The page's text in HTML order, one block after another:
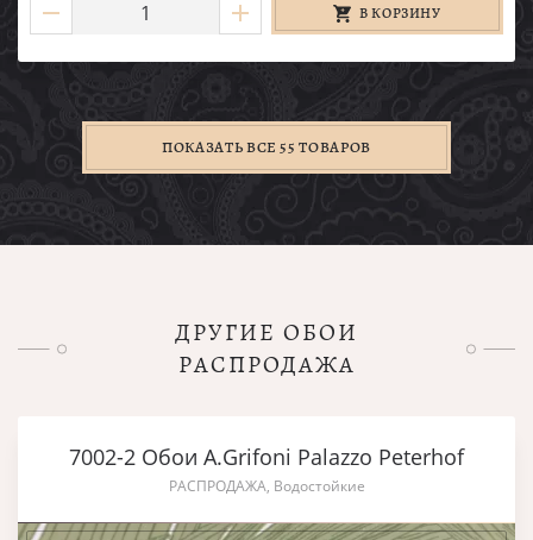
В КОРЗИНУ
ПОКАЗАТЬ ВСЕ 55 ТОВАРОВ
ДРУГИЕ ОБОИ
РАСПРОДАЖА
7002-2 Обои A.Grifoni Palazzo Peterhof
РАСПРОДАЖА, Водостойкие